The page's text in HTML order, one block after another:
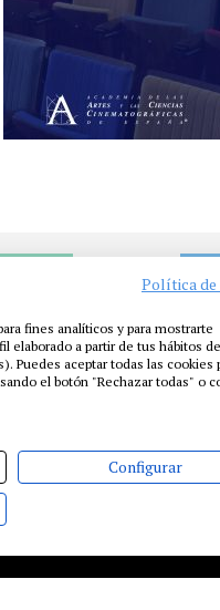
Política de
fines analíticos y para mostrarte
elaborado a partir de tus hábitos de
Puedes aceptar todas las cookies
el botón "Rechazar todas" o
Configurar